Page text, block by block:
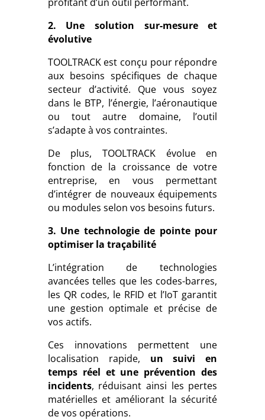
2. Une solution sur-mesure et
évolutive
TOOLTRACK est conçu pour répondre
aux besoins spécifiques de chaque
secteur d’activité. Que vous soyez
dans le BTP, l’énergie, l’aéronautique
ou tout autre domaine, l’outil
s’adapte à vos contraintes.
De plus, TOOLTRACK évolue en
fonction de la croissance de votre
entreprise, en vous permettant
d’intégrer de nouveaux équipements
ou modules selon vos besoins futurs.
3. Une technologie de pointe pour
optimiser la traçabilité
L’intégration de technologies
avancées telles que les codes-barres,
les QR codes, le RFID et l’IoT garantit
une gestion optimale et précise de
vos actifs.
Ces innovations permettent une
localisation rapide, un suivi en
temps réel et une prévention des
incidents, réduisant ainsi les pertes
matérielles et améliorant la sécurité
de vos opérations.